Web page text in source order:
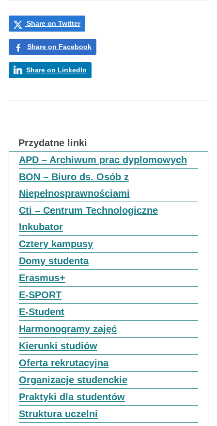
Share on Twitter
Share on Facebook
Share on LinkedIn
Przydatne linki
APD – Archiwum prac dyplomowych
BON – Biuro ds. Osób z
Niepełnosprawnościami
Cti – Centrum Technologiczne
Inkubator
Cztery kampusy
Domy studenta
Erasmus+
E-SPORT
E-Student
Harmonogramy zajęć
Kierunki studiów
Oferta rekrutacyjna
Organizacje studenckie
Praktyki dla studentów
Struktura uczelni